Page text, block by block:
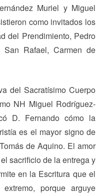
Muriel y Miguel
como invitados los
del Prendimiento, Pedro
Rafael, Carmen de
del Sacratísimo Cuerpo
NH Miguel Rodríguez-
D. Fernando cómo la
es el mayor signo de
de Aquino. El amor
sacrificio de la entrega y
en la Escritura que el
porque arguye